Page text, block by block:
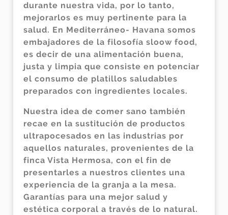
durante nuestra vida, por lo tanto,
mejorarlos es muy pertinente para la
salud. En Mediterráneo- Havana somos
embajadores de la filosofía sloow food,
es decir de una alimentación buena,
justa y limpia que consiste en potenciar
el consumo de platillos saludables
preparados con ingredientes locales.
Nuestra idea de comer sano también
recae en la sustitución de productos
ultrapocesados en las industrias por
aquellos naturales, provenientes de la
finca Vista Hermosa, con el fin de
presentarles a nuestros clientes una
experiencia de la granja a la mesa.
Garantías para una mejor salud y
estética corporal a través de lo natural.